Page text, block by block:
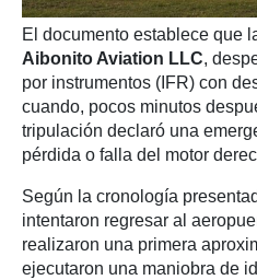
El documento establece que
Aibonito Aviation LLC,
por instrumentos (IFR) con
cuando, pocos minutos
tripulación declaró una
pérdida o falla del motor
Según la cronología
intentaron regresar al
realizaron una primera
ejecutaron una maniobra de